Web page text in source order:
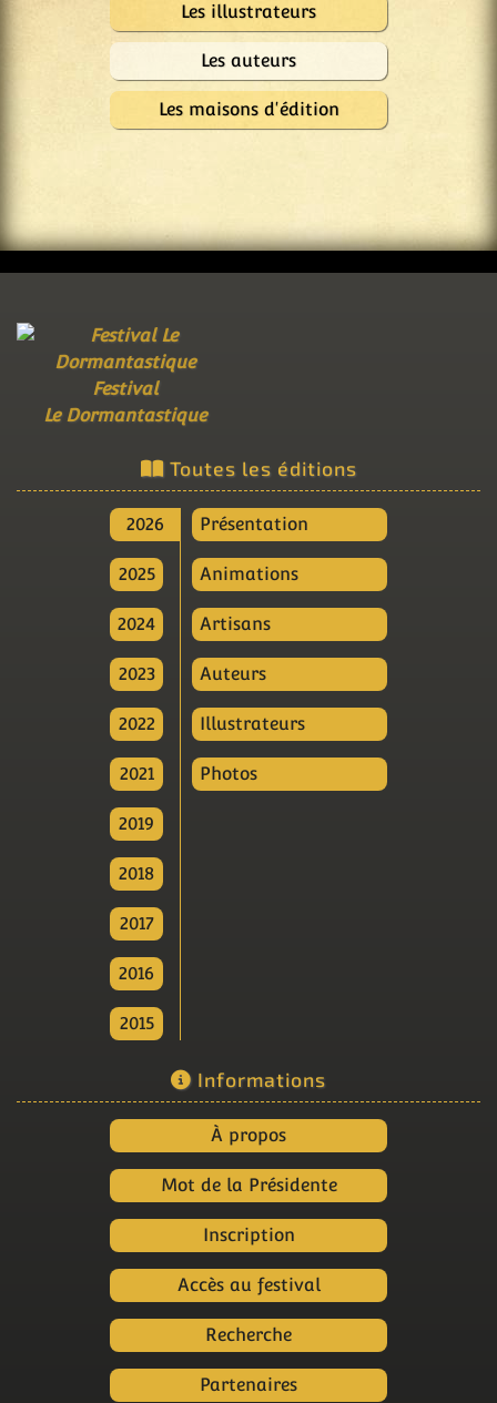
Les illustrateurs
Les auteurs
Les maisons d'édition
Festival
Le Dormantastique
Toutes les éditions
2026
2025
2024
2023
2022
2021
2019
2018
2017
2016
2015
Présentation
Animations
Artisans
Auteurs
Illustrateurs
Photos
Informations
À propos
Mot de la Présidente
Inscription
Accès au festival
Recherche
Partenaires